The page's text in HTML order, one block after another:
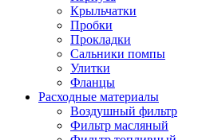
Крыльчатки
Пробки
Прокладки
Сальники помпы
Улитки
Фланцы
Расходные материалы
Воздушный фильтр
Фильтр масляный